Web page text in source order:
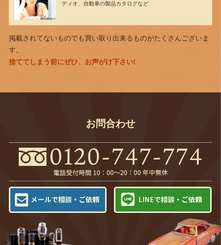
ディオ、自動車の製品カタログなど
掲載されてないものでも買い取り出来るものがたくさんございま
す。
捨ててしまう前にぜひ、お声がけ下さい!
お問合わせ